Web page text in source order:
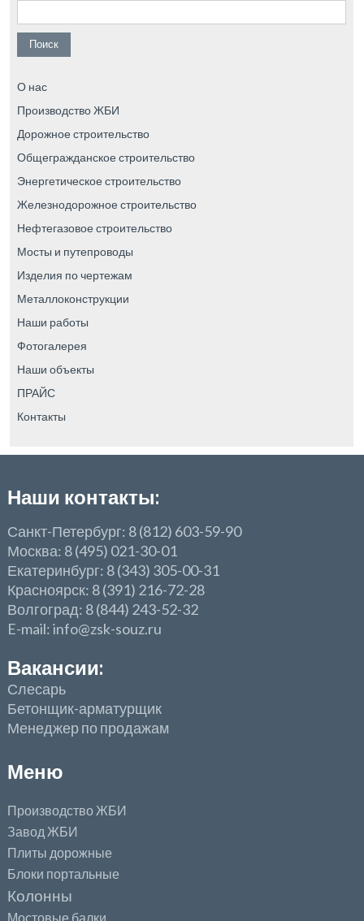
Найти:
О нас
Производство ЖБИ
Дорожное строительство
Общегражданское строительство
Энергетическое строительство
Железнодорожное строительство
Нефтегазовое строительство
Мосты и путепроводы
Изделия по чертежам
Металлоконструкции
Наши работы
Фотогалерея
Наши объекты
ПРАЙС
Контакты
Наши контакты:
Санкт-Петербург: 8 (812) 603-59-90
Москва: 8 (495) 021-30-01
Екатеринбург: 8 (343) 305-00-31
Красноярск: 8 (391) 216-72-28
Волгоград: 8 (844) 243-52-32
E-mail: info@zsk-souz.ru
Вакансии:
Слесарь
Бетонщик-арматурщик
Менеджер по продажам
Меню
Производство ЖБИ
Завод ЖБИ
Плиты дорожные
Блоки портальные
Колонны
Мостовые балки